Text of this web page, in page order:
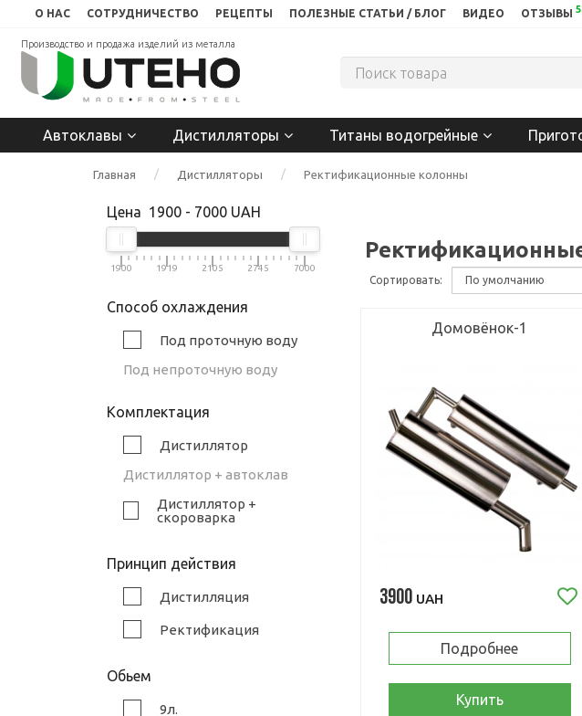
О НАС СОТРУДНИЧЕСТВО РЕЦЕПТЫ ПОЛЕЗНЫЕ СТАТЬИ / БЛОГ ВИДЕО ОТЗЫВЫ
Производство и продажа изделий из металла
Автоклавы Дистилляторы Титаны водогрейные
Главная Дистилляторы Ректификационные колонны
Цена 1900 - 7000 UAH
1900 1919 2105 2745 7000
Способ охлаждения
Под проточную воду
Под непроточную воду
Комплектация
Дистиллятор
Дистиллятор + автоклав
Дистиллятор +
скороварка
Принцип действия
Дистилляция
Ректификация
Обьем
9л.
Сортировать:
Домовёнок-1
3900UAH
Подробнее
Купить